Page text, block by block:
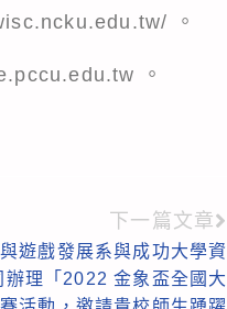
。
。
下一篇文章
遊戲發展系與成功大學資
理「2022 金象盃全國大